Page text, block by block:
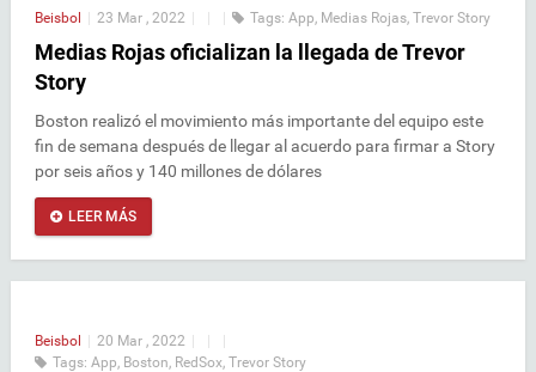
Beisbol 23 Mar , 2022 Tags: App, Medias Rojas, Trevor Story
Medias Rojas oficializan la llegada de Trevor
Story
Boston realizó el movimiento más importante del equipo este
fin de semana después de llegar al acuerdo para firmar a Story
por seis años y 140 millones de dólares
LEER MÁS
Beisbol 20 Mar , 2022
Tags: App, Boston, RedSox, Trevor Story